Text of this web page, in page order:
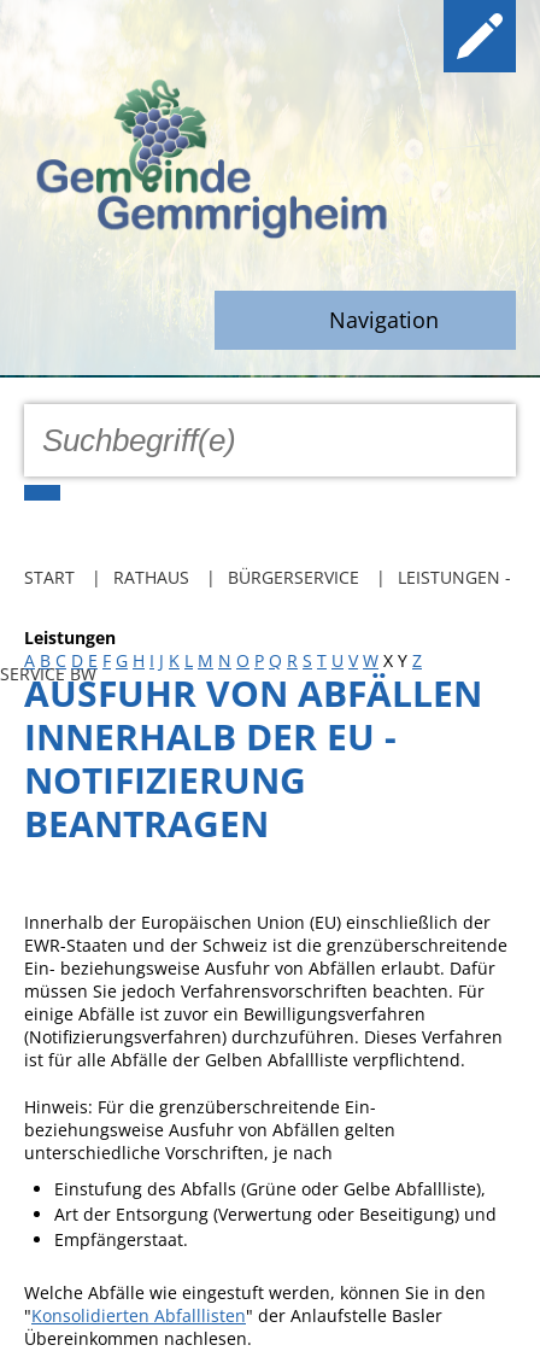
Navigation
GEMEINDE
Freibadkarten
Social Media
Parkraumkonzept
Ladeinfrastruktur
Einrichtungen
Kindertageseinrichtungen
Grundschule
Mensa
Musikschule
Gemeindebücherei
Sportstätten
Veranstaltungsgebäude
Freiwillige Feuerwehr
Häckselplatz
Friedhof
START RATHAUS BÜRGERSERVICE LEISTUNGEN -
SERVICE BW
Leistungen
A B C D E F G H I J K L M N O P Q R S T U V W X Y Z
AUSFUHR VON ABFÄLLEN
INNERHALB DER EU -
NOTIFIZIERUNG
BEANTRAGEN
Innerhalb der Europäischen Union (EU) einschließlich der
EWR-Staaten und der Schweiz ist die grenzüberschreitende
Ein- beziehungsweise Ausfuhr von Abfällen erlaubt. Dafür
müssen Sie jedoch Verfahrensvorschriften beachten. Für
einige Abfälle ist zuvor ein Bewilligungsverfahren
(Notifizierungsverfahren) durchzuführen. Dieses Verfahren
ist für alle Abfälle der Gelben Abfallliste verpflichtend.
Hinweis: Für die grenzüberschreitende Ein-
beziehungsweise Ausfuhr von Abfällen gelten
unterschiedliche Vorschriften, je nach
Einstufung des Abfalls (Grüne oder Gelbe Abfallliste),
Art der Entsorgung (Verwertung oder Beseitigung) und
Empfängerstaat.
Welche Abfälle wie eingestuft werden, können Sie in den
"Konsolidierten Abfalllisten" der Anlaufstelle Basler
Übereinkommen nachlesen.